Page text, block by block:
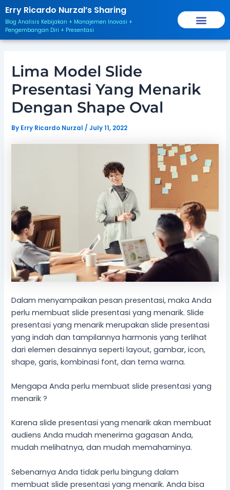
Skip
to
content
Erry Ricardo Nurzal’s Sharing
Blog Analisis Kebijakan + Manajemen Inovasi +
Pengembangan Diri + Presentasi
Lima Model Slide
Presentasi Yang Menarik
Dengan Shape Oval
By Erry Ricardo Nurzal /July 11, 2022
Dalam menyampaikan pesan presentasi, maka Anda
perlu membuat slide presentasi yang menarik. Slide
presentasi yang menarik merupakan slide presentasi
yang indah dan tampilannya harmonis yang terlihat
dari elemen desainnya seperti layout, gambar, icon,
shape, garis, kombinasi font, dan tema warna.
Mengapa Anda perlu membuat slide presentasi yang
menarik ?
Karena slide presentasi yang menarik akan membuat
audiens Anda mudah menerima gagasan Anda,
mudah melihatnya, dan mudah memahaminya.
Sebenarnya Anda tidak perlu bingung dalam
membuat slide presentasi yang menarik. Anda bisa
Post
navigation